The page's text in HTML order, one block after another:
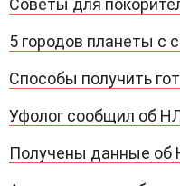
Советы для
5 городов планеты с
Способы получить
Уфолог сообщил об
Получены данные об